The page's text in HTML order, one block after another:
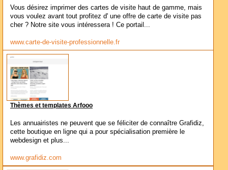
Vous désirez imprimer des cartes de visite haut de gamme, mais
vous voulez avant tout profitez d' une offre de carte de visite pas
cher ? Notre site vous intéressera ! Ce portail...
www.carte-de-visite-professionnelle.fr
Thèmes et templates Arfooo
Les annuairistes ne peuvent que se féliciter de connaître Grafidiz,
cette boutique en ligne qui a pour spécialisation première le
webdesign et plus...
www.grafidiz.com